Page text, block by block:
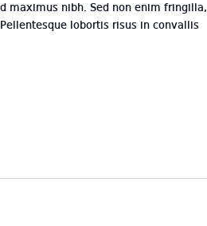
maximus nibh. Sed non enim fringilla,
lobortis risus in convallis